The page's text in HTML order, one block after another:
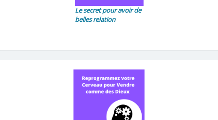
Le secret pour avoir de
belles relation